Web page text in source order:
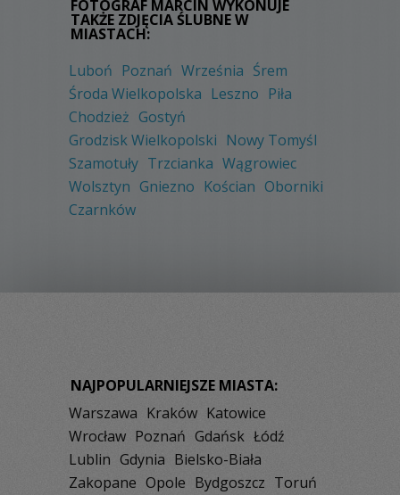
FOTOGRAF MARCIN WYKONUJE
TAKŻE ZDJĘCIA ŚLUBNE W
MIASTACH:
Luboń Poznań Września Śrem
Środa Wielkopolska Leszno Piła
Chodzież Gostyń
Grodzisk Wielkopolski Nowy Tomyśl
Szamotuły Trzcianka Wągrowiec
Wolsztyn Gniezno Kościan Oborniki
Czarnków
NAJPOPULARNIEJSZE MIASTA:
Warszawa Kraków Katowice
Wrocław Poznań Gdańsk Łódź
Lublin Gdynia Bielsko-Biała
Zakopane Opole Bydgoszcz Toruń